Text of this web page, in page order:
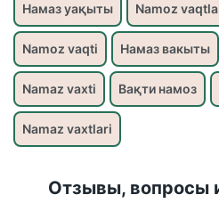
Намаз уақыты Namoz
Namoz vaqti Намаз вакыты
Namaz vaxti Вақти намоз
Namaz vaxtlari
Отзывы, вопросы